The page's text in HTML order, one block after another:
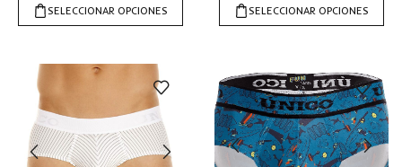
SELECCIONAR OPCIONES SELECCIONAR OPCIONES